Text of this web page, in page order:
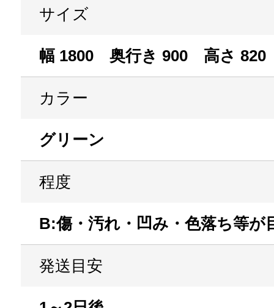
サイズ
幅 1800 奥行き 900 高さ 820
カラー
グリーン
程度
B:傷・汚れ・凹み・色落ち等が
発送目安